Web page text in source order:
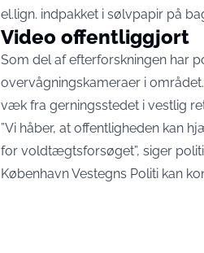
el.lign. indpakket i sølvpapir på
Video offentliggjort
Som del af efterforskningen har
overvågningskameraer i
væk fra gerningsstedet i vestlig
”Vi håber, at offentligheden kan
for voldtægtsforsøget”, siger
København Vestegns Politi kan